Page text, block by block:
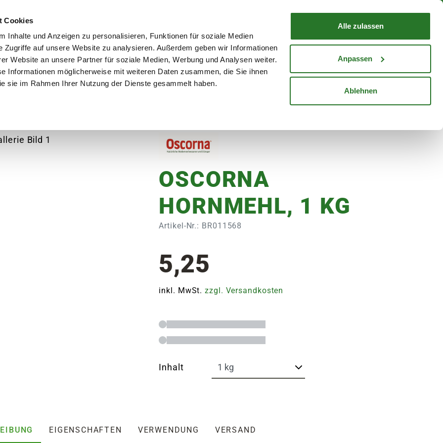
Cookies
Inhalte und Anzeigen zu personalisieren, Funktionen für soziale Medien
Zugriffe auf unsere Website zu analysieren. Außerdem geben wir Informationen
Website an unsere Partner für soziale Medien, Werbung und Analysen weiter.
Informationen möglicherweise mit weiteren Daten zusammen, die Sie ihnen
sie im Rahmen Ihrer Nutzung der Dienste gesammelt haben.
Alle zulassen
Anpassen
Ablehnen
Mein KontoStandorte
WARENKORB
Garten Aktuelles Ratgeber Gutscheine Karriere
OSCORNA
HORNMEHL, 1 KG
Artikel-Nr.: BR011568
5,25
inkl. MwSt.zzgl. Versandkosten
Inhalt
EIGENSCHAFTEN VERWENDUNG VERSAND